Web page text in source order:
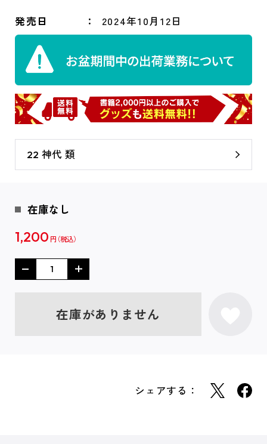
発売日 2024年10月12日
22 神代 類
在庫なし
1,200 円
在庫がありません
シェアする：